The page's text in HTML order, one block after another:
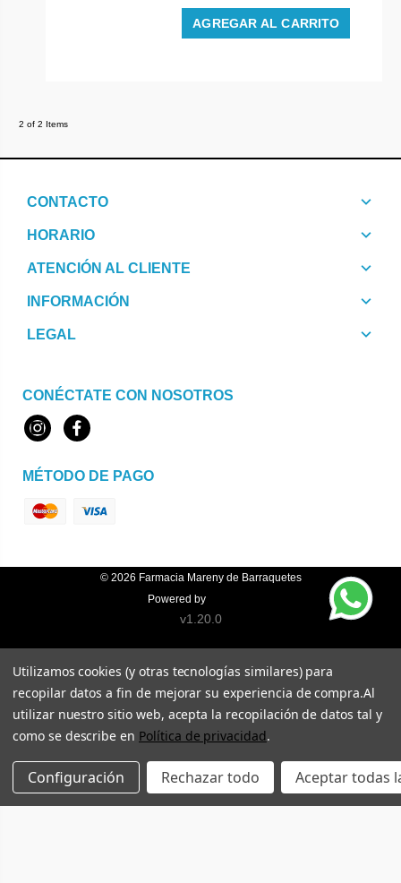
AGREGAR AL CARRITO
2 of 2 Items
CONTACTO
HORARIO
ATENCIÓN AL CLIENTE
INFORMACIÓN
LEGAL
CONÉCTATE CON NOSOTROS
InstagramFacebook
MÉTODO DE PAGO
© 2026 Farmacia Mareny de Barraquetes
Powered by
v1.20.0
Utilizamos cookies (y otras tecnologías similares) para
recopilar datos a fin de mejorar su experiencia de compra.Al
utilizar nuestro sitio web, acepta la recopilación de datos tal y
como se describe en Política de privacidad.
Configuración Rechazar todo Aceptar todas